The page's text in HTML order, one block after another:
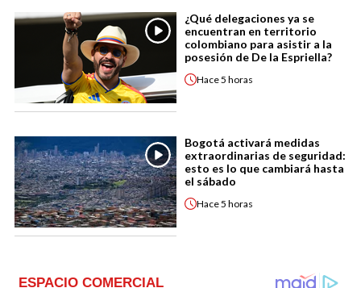
¿Qué delegaciones ya se
encuentran en territorio
colombiano para asistir a la
posesión de De la Espriella?
Hace5 horas
Bogotá activará medidas
extraordinarias de seguridad:
esto es lo que cambiará hasta
el sábado
Hace5 horas